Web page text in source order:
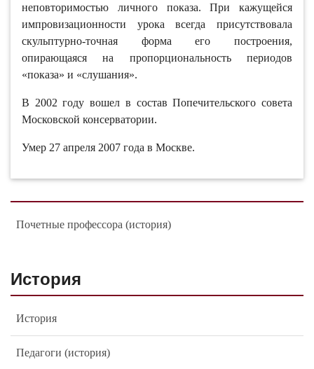
Почетные профессора (история)
неповторимостью личного показа. При кажущейся
импровизационности урока всегда присутствовала
скульптурно-точная форма его построения,
опирающаяся на пропорциональность периодов
«показа» и «слушания».
В 2002 году вошел в состав Попечительского совета
Московской консерватории.
Умер 27 апреля 2007 года в Москве.
История
История
Педагоги (история)